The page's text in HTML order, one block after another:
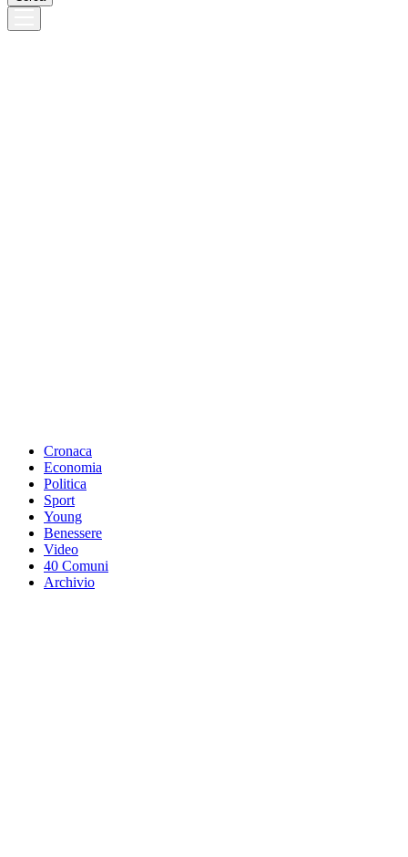
Cronaca
Economia
Politica
Sport
Young
Benessere
Video
40 Comuni
Archivio